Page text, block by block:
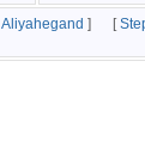
Aliyahegand ] [